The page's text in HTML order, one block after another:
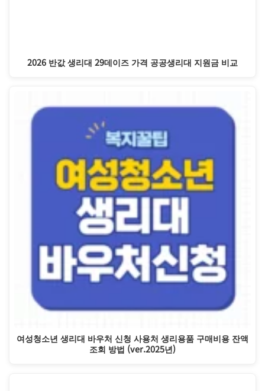
2026 반값 생리대 29데이즈 가격 공공생리대 지원금 비교
여성청소년 생리대 바우처 신청 사용처 생리용품 구매비용 잔액
조회 방법 (ver.2025년)